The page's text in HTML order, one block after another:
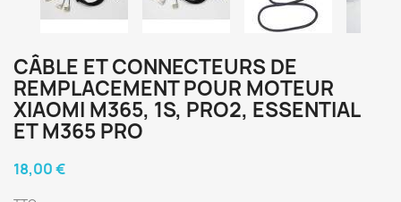
CÂBLE ET CONNECTEURS DE
REMPLACEMENT POUR MOTEUR
XIAOMI M365, 1S, PRO2, ESSENTIAL
ET M365 PRO
18,00 €